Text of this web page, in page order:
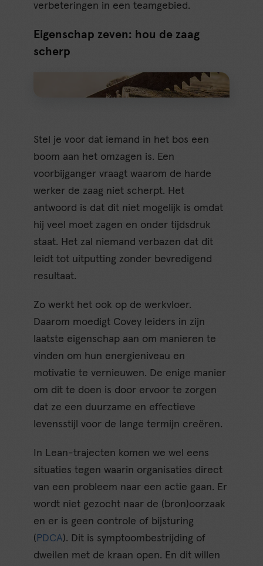
verbeteringen in een teamgebied.
Eigenschap zeven: hou de zaag
scherp
Stel je voor dat iemand in het bos een
boom aan het omzagen is. Een
voorbijganger vraagt waarom de harde
werker de zaag niet scherpt. Het
antwoord is dat dit niet mogelijk is omdat
hij veel moet zagen en onder tijdsdruk
staat. Het zal niemand verbazen dat dit
leidt tot uitputting zonder bevredigend
resultaat.
Zo werkt het ook op de werkvloer.
Daarom moedigt Covey leiders in zijn
laatste eigenschap aan om manieren te
vinden om hun energieniveau en
motivatie te vernieuwen. De enige manier
om dit te doen is door ervoor te zorgen
dat ze een duurzame en effectieve
levensstijl voor de lange termijn creëren.
In Lean-trajecten komen we wel eens
situaties tegen waarin organisaties direct
van een probleem naar een actie gaan. Er
wordt niet gezocht naar de (bron)oorzaak
en er is geen controle of bijsturing
( PDCA). Dit is symptoombestrijding of
dweilen met de kraan open. En dit willen